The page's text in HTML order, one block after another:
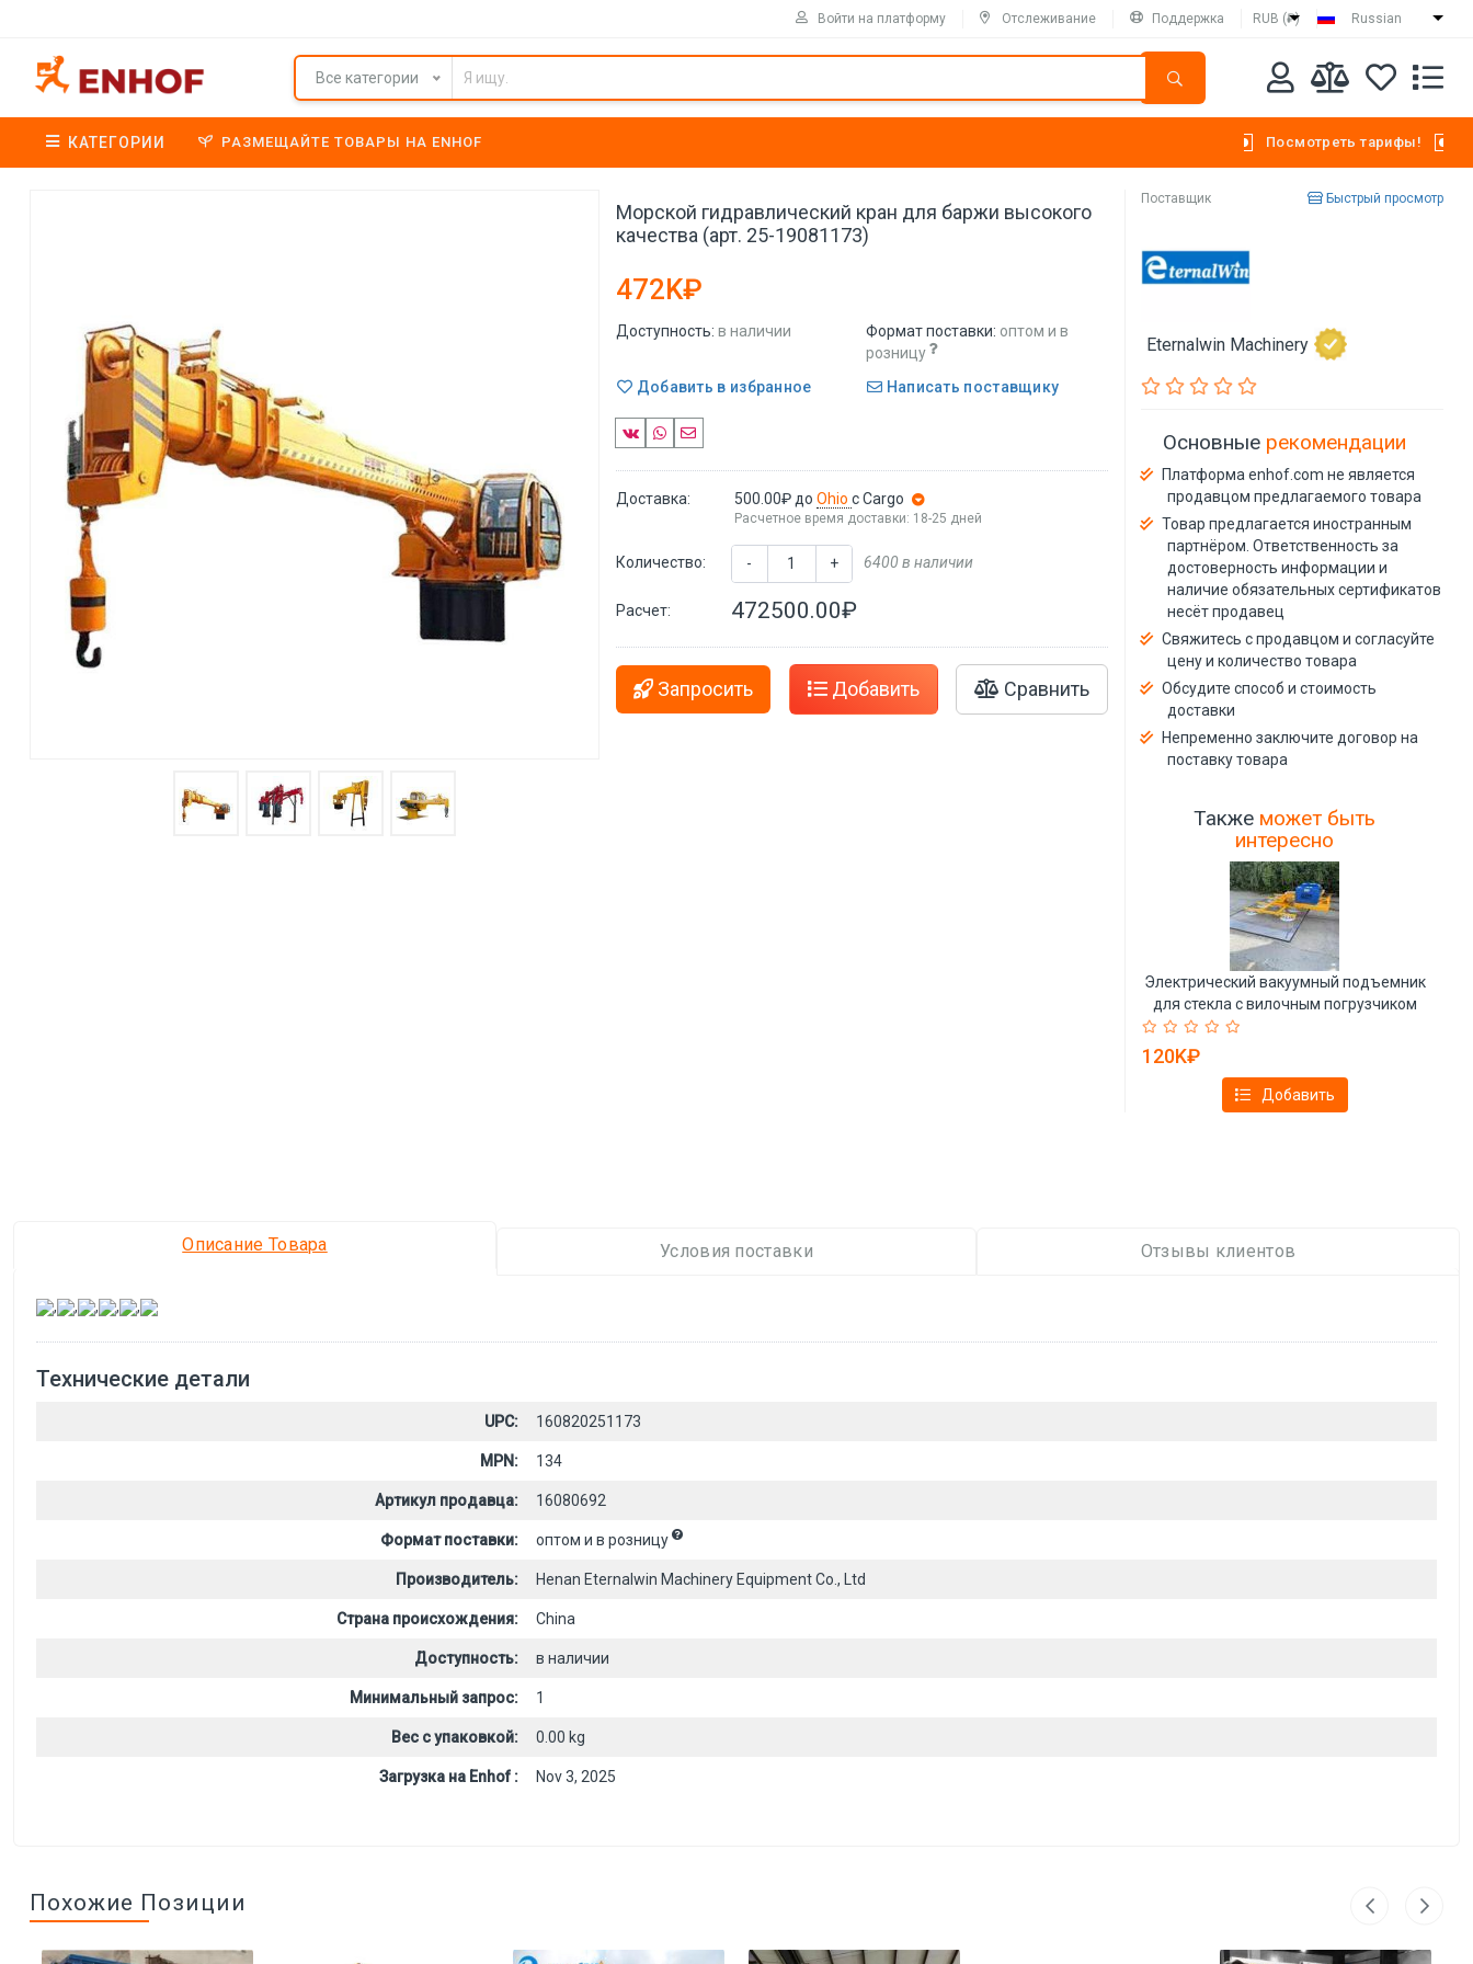
Войти на платформу Отслеживание Поддержка RUB (₽) Russian
Все категории
КАТЕГОРИИ РАЗМЕЩАЙТЕ ТОВАРЫ НА ENHOF Посмотреть тарифы!
Морской гидравлический кран для баржи высокого
качества (арт. 25-19081173)
472K₽
Доступность: в наличии Формат поставки: оптом и в
розницу
Добавить в избранное
Написать поставщику
Доставка: 500.00₽ доOhioс Cargo
Расчетное время доставки: 18-25 дней
Количество: - + 6400 в наличии
Расчет: 472500.00₽
Запросить Добавить Сравнить
Поставщик Быстрый просмотр
Eternalwin Machinery
Основные рекомендации
Платформа enhof.com не является
продавцом предлагаемого товара
Товар предлагается иностранным
партнёром. Ответственность за
достоверность информации и
наличие обязательных сертификатов
несёт продавец
Свяжитесь с продавцом и согласуйте
цену и количество товара
Обсудите способ и стоимость
доставки
Непременно заключите договор на
поставку товара
Также может быть
интересно
Электрический вакуумный подъемник
для стекла с вилочным погрузчиком
(арт. 25-19081172)
120K₽
Добавить
Описание Товара Условия поставки Отзывы клиентов
, , , , ,
Технические детали
UPC: 160820251173
MPN: 134
Артикул продавца: 16080692
Формат поставки: оптом и в розницу
Производитель: Henan Eternalwin Machinery Equipment Co., Ltd
Страна происхождения: China
Доступность: в наличии
Минимальный запрос: 1
Вес с упаковкой: 0.00 kg
Загрузка на Enhof : Nov 3, 2025
Похожие Позиции